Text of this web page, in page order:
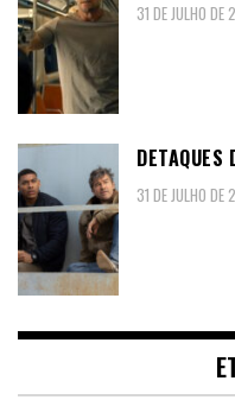
31 DE JULHO
DETAQUES
31 DE JULHO